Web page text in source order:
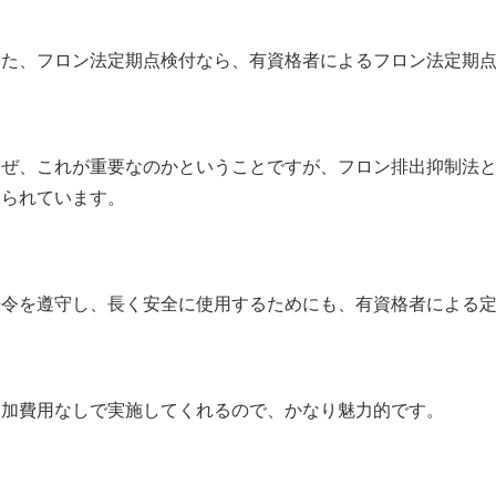
、フロン法定期点検付なら、有資格者によるフロン法定期
、これが重要なのかということですが、フロン排出抑制法
れています。
を遵守し、長く安全に使用するためにも、有資格者による
費用なしで実施してくれるので、かなり魅力的です。